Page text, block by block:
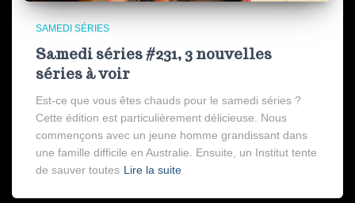
SAMEDI SÉRIES
Samedi séries #231, 3 nouvelles
séries à voir
Est-ce que vous êtes chauds pour le samedi séries ?
Cette édition est particulièrement délicieuse. Nous
commençons avec un jeune homme grandissant dans
une famille difficile en Australie. Ensuite, un Institut tente
de sauver toutes Lire la suite